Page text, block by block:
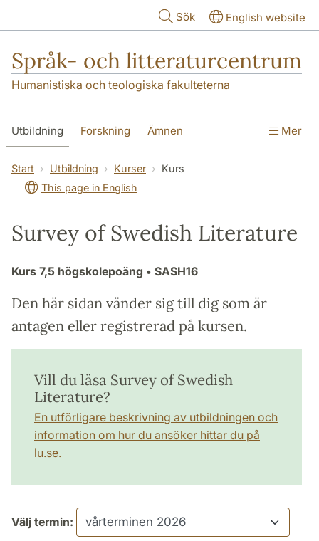
Sök English website
Språk- och litteraturcentrum
Humanistiska och teologiska fakulteterna
Utbildning Forskning Ämnen
SOL-husen Kontakt Institutionen
översättning till svenska
Mer
Start Utbildning Kurser
Kurs
This page in English
Survey of Swedish Literature
Kurs 7,5 högskolepoäng • SASH16
Den här sidan vänder sig till dig som är
antagen eller registrerad på kursen.
Vill du läsa Survey of Swedish
Literature?
En utförligare beskrivning av utbildningen och
information om hur du ansöker hittar du på
lu.se.
Välj termin: